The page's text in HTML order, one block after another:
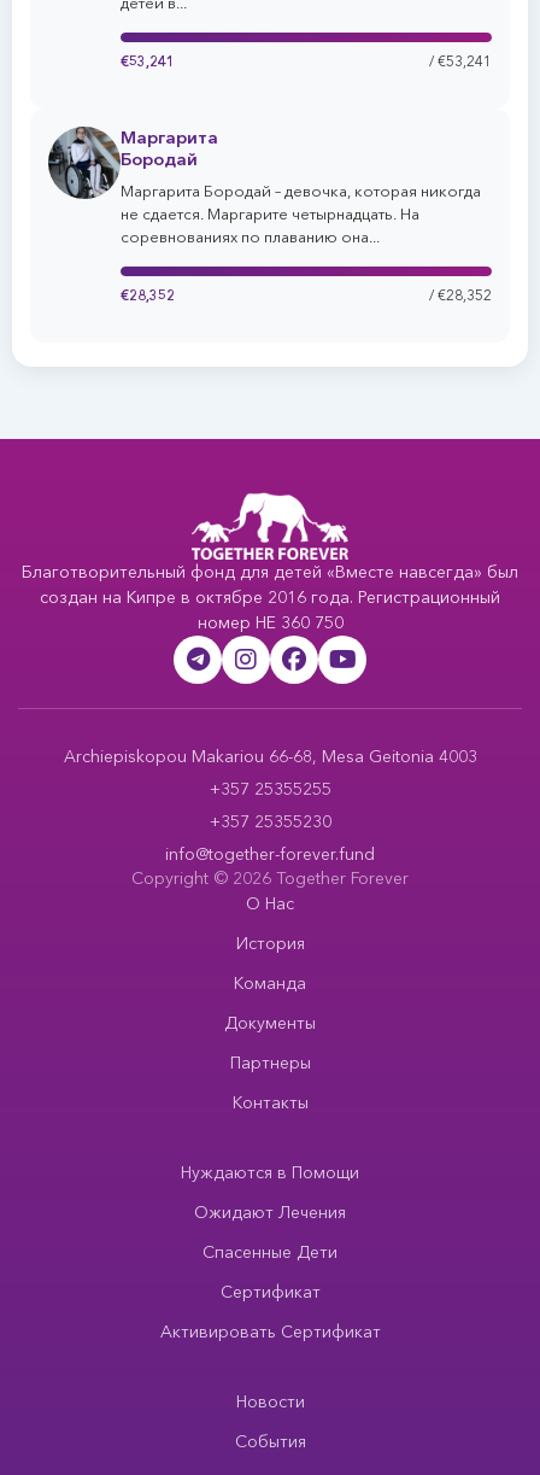
€53,241 / €53,241
Маргарита
Бородай
Маргарита Бородай – девочка, которая никогда
не сдается. Маргарите четырнадцать. На
соревнованиях по плаванию она...
€28,352 / €28,352
Благотворительный фонд для детей «Вместе навсегда» был
создан на Кипре в октябре 2016 года. Регистрационный
номер HE 360 750
Archiepiskopou Makariou 66-68, Mesa Geitonia 4003
+357 25355255
+357 25355230
info@together-forever.fund
Copyright © 2026 Together Forever
О Нас
История
Команда
Документы
Партнеры
Контакты
Нуждаются в Помощи
Ожидают Лечения
Спасенные Дети
Сертификат
Активировать Сертификат
Новости
События